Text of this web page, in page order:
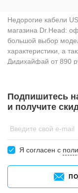
Недорогие кабели
магазина Dr.Head:
большой выбор
характеристики, а
Дидихайфай от 890
+7 (800) 333-09-89.
шоу-румах в Москве
Подпишитесь
и получите
Введите свой e-mail
Я согласен c